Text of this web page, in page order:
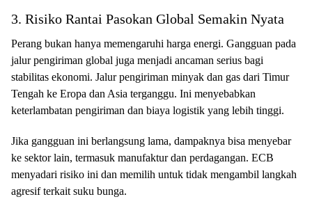
3. Risiko Rantai Pasokan Global Semakin Nyata
Perang bukan hanya memengaruhi harga energi. Gangguan pada
jalur pengiriman global juga menjadi ancaman serius bagi
stabilitas ekonomi. Jalur pengiriman minyak dan gas dari Timur
Tengah ke Eropa dan Asia terganggu. Ini menyebabkan
keterlambatan pengiriman dan biaya logistik yang lebih tinggi.
Jika gangguan ini berlangsung lama, dampaknya bisa menyebar
ke sektor lain, termasuk manufaktur dan perdagangan. ECB
menyadari risiko ini dan memilih untuk tidak mengambil langkah
agresif terkait suku bunga.